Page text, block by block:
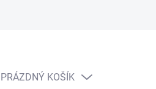
NÁKUPNÍ
PRÁZDNÝ KOŠÍK